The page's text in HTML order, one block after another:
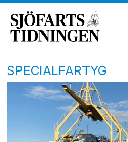
SPECIALFARTYG